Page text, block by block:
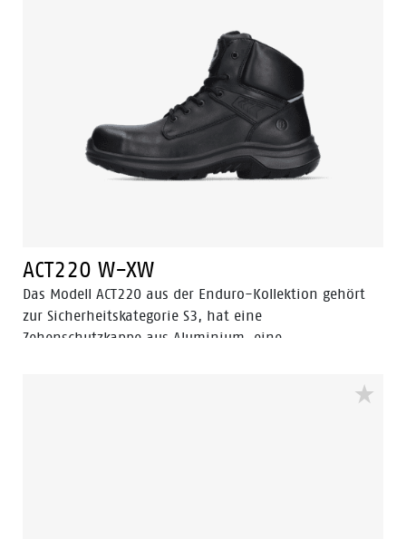
Laufsohle ist aus PU-PU-Material gefertigt. Odor
Control sorgt für ein frisches und hygienisches
ACT220 W-XW
Das Modell ACT220 aus der Enduro-Kollektion gehört
zur Sicherheitskategorie S3, hat eine
Zehenschutzkappe aus Aluminium, eine